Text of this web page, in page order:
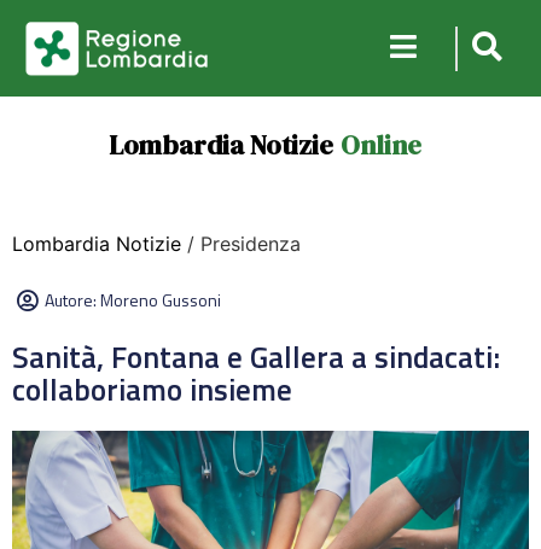
Lombardia Notizie Online
Lombardia Notizie / Presidenza
Autore:Moreno Gussoni
Sanità, Fontana e Gallera a sindacati:
collaboriamo insieme